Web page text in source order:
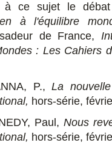
à ce sujet le
à l'équilibre
de France,
: Les Cahiers
P.,La
hors-série,
Paul, Nous
hors-série,